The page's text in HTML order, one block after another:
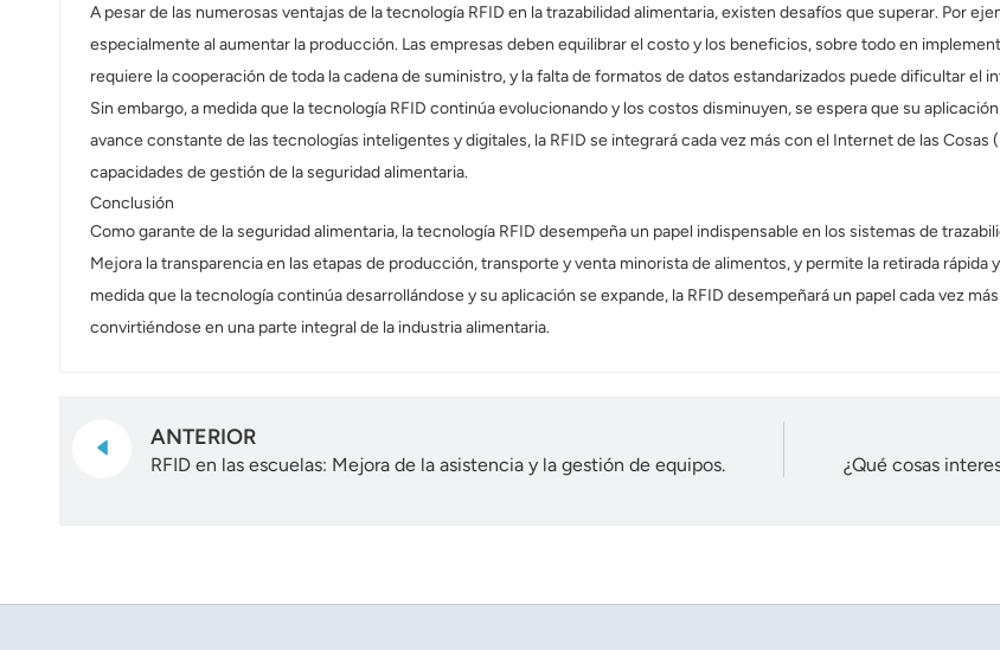
A pesar de las numerosas ventajas de la tecnología RFID en la trazabilidad alimentaria, existen desafíos que superar. Por
especialmente al aumentar la producción. Las empresas deben equilibrar el costo y los beneficios, sobre todo en
requiere la cooperación de toda la cadena de suministro, y la falta de formatos de datos estandarizados puede dificultar el
Sin embargo, a medida que la tecnología RFID continúa evolucionando y los costos disminuyen, se espera que su
avance constante de las tecnologías inteligentes y digitales, la RFID se integrará cada vez más con el Internet de las Cosas
capacidades de gestión de la seguridad alimentaria.
Conclusión
Como garante de la seguridad alimentaria, la tecnología RFID desempeña un papel indispensable en los sistemas de
Mejora la transparencia en las etapas de producción, transporte y venta minorista de alimentos, y permite la retirada
medida que la tecnología continúa desarrollándose y su aplicación se expande, la RFID desempeñará un papel cada vez
convirtiéndose en una parte integral de la industria alimentaria.
ANTERIOR
RFID en las escuelas: Mejora de la asistencia y la gestión de equipos.
¿Qué cosas